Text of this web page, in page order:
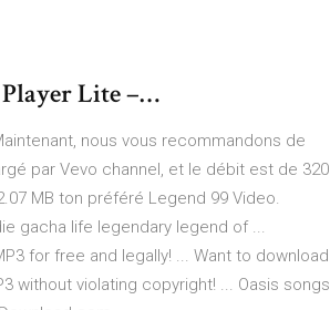
Player Lite –…
nous vous recommandons de
par Vevo channel, et le débit est de 320
MB ton préféré Legend 99 Video.
gacha life legendary legend of ...
for free and legally! ... Want to download
without violating copyright! ... Oasis songs